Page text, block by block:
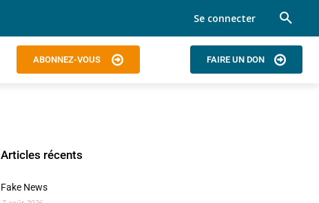
Se connecter
ABONNEZ-VOUS FAIRE UN DON
Articles récents
Fake News